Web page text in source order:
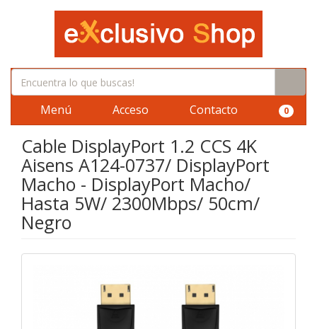
Menú Acceso Contacto 0
Cable DisplayPort 1.2 CCS 4K
Aisens A124-0737/ DisplayPort
Macho - DisplayPort Macho/
Hasta 5W/ 2300Mbps/ 50cm/
Negro